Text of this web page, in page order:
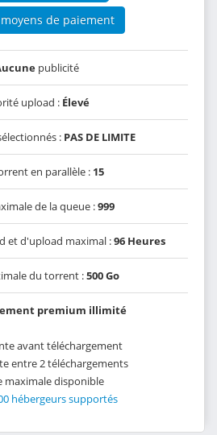
de paiement
publicité
upload : Élevé
: PAS DE LIMITE
en parallèle : 15
de la queue :999
et d'upload maximal :96 Heures
du torrent :500 Go
premium illimité
avant téléchargement
entre 2 téléchargements
maximale disponible
hébergeurs supportés